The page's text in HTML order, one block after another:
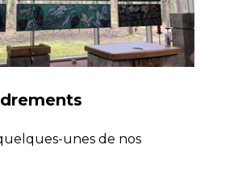
unes de nos